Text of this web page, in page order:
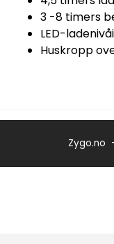
3 -8 timers
LED-
Huskropp
Zygo.no